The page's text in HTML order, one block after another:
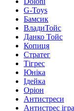
G-Toys
Бамсик
ВладиТойс
Данко Тойс
Копиця
Стратег
Тігрес
Юніка
Ідейка
Оріон
Антистреси
Антистрес